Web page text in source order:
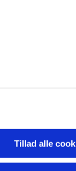
Tillad alle